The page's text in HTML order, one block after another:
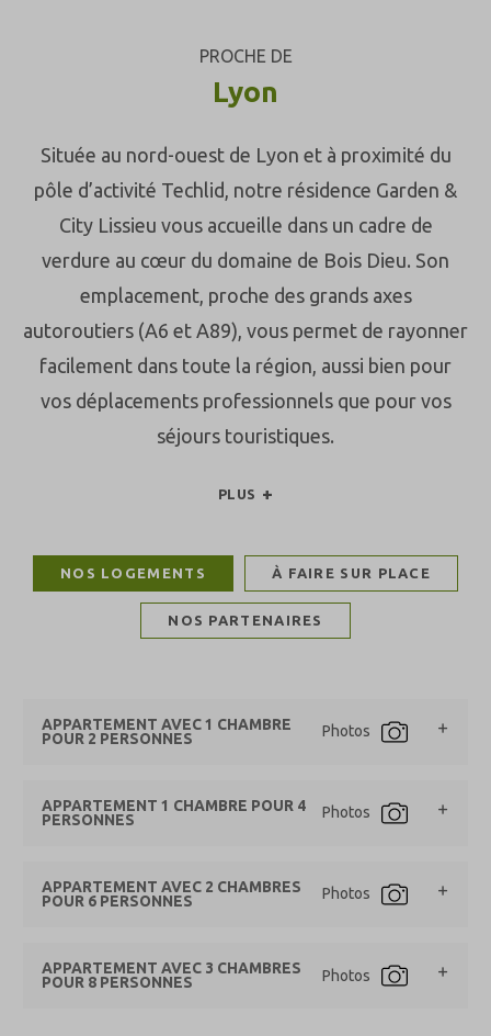
PROCHE DE
Lyon
Située au nord-ouest de Lyon et à proximité du
pôle d’activité Techlid, notre résidence Garden &
City Lissieu vous accueille dans un cadre de
verdure au cœur du domaine de Bois Dieu. Son
emplacement, proche des grands axes
autoroutiers (A6 et A89), vous permet de rayonner
facilement dans toute la région, aussi bien pour
vos déplacements professionnels que pour vos
séjours touristiques.
PLUS
NOS LOGEMENTS À FAIRE SUR PLACE
NOS PARTENAIRES
APPARTEMENT AVEC 1 CHAMBRE
POUR 2 PERSONNES
Photos
APPARTEMENT 1 CHAMBRE POUR 4
PERSONNES
Photos
APPARTEMENT AVEC 2 CHAMBRES
POUR 6 PERSONNES
Photos
APPARTEMENT AVEC 3 CHAMBRES
POUR 8 PERSONNES
Photos